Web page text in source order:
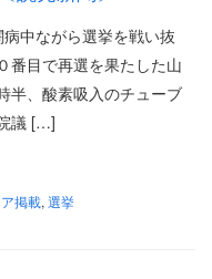
中ながら選挙を戦い抜
番目で再選を果たした山
半、酸素吸入のチューブ
議 […]
掲載, 選挙